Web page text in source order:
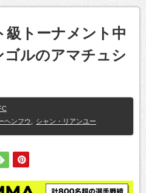
級トーナメント中
ゴルのアマチュシ
ヘンフウ シャン・リアンユー